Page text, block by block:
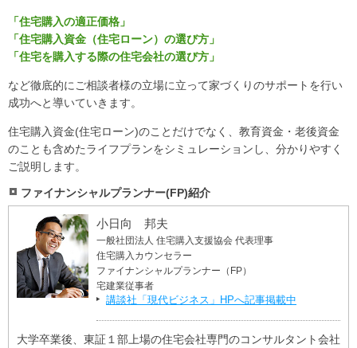
なくともおうちの買い方相談室様は私にとって、文句の付
け所のない強力な援軍になって頂いたという所でした。
★★★★★motoki n 様
注文住宅購入にあたり、どのくらいの予算であれば住宅ロ
ったため、今回こちらで相談させていただきました。
細かいヒアリングから、嫌な顔せず複数パターンでのシミ
ュレーションを行ってくださり、お陰様で様々なライフプ
ランをイメージすることができました。
また、ライフプラン以外にも希望地域の土地情報や探し方
のアドバイスなどもいただくことができ、大変助かりまし
た。
何もわからない状態で色々と聞いてしまいましたが、親身
に教えてくださるのでおすすめです。
知識豊富で、住宅購入全般について安心して相談できる担
「住宅購入の適正価格」
「住宅購入資金（住宅ローン）の選び方」
「住宅を購入する際の住宅会社の選び方」
など徹底的にご相談者様の立場に立って家づくりのサポートを行い
成功へと導いていきます。
住宅購入資金(住宅ローン)のことだけでなく、教育資金・老後資金
のことも含めたライフプランをシミュレーションし、分かりやすく
ご説明します。
ファイナンシャルプランナー(FP)紹介
小日向 邦夫
一般社団法人 住宅購入支援協会 代表理事
住宅購入カウンセラー
ファイナンシャルプランナー（FP）
宅建業従事者
講談社「現代ビジネス」HPへ記事掲載中
大学卒業後、東証１部上場の住宅会社専門のコンサルタント会社